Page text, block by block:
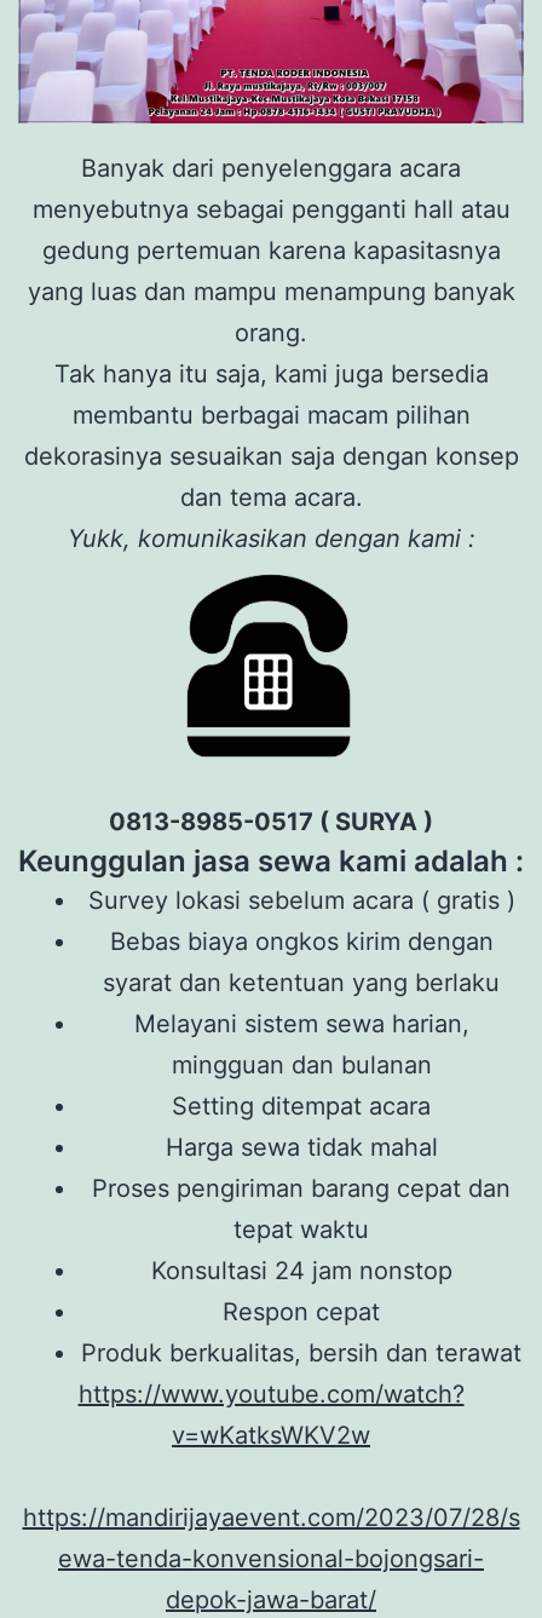
Banyak dari penyelenggara acara
menyebutnya sebagai pengganti hall atau
gedung pertemuan karena kapasitasnya
yang luas dan mampu menampung banyak
orang.
Tak hanya itu saja, kami juga bersedia
membantu berbagai macam pilihan
dekorasinya sesuaikan saja dengan konsep
dan tema acara.
Yukk, komunikasikan dengan kami :
0813-8985-0517 ( SURYA )
Keunggulan jasa sewa kami adalah :
Survey lokasi sebelum acara ( gratis )
Bebas biaya ongkos kirim dengan
syarat dan ketentuan yang berlaku
Melayani sistem sewa harian,
mingguan dan bulanan
Setting ditempat acara
Harga sewa tidak mahal
Proses pengiriman barang cepat dan
tepat waktu
Konsultasi 24 jam nonstop
Respon cepat
Produk berkualitas, bersih dan terawat
https://www.youtube.com/watch?
v=wKatksWKV2w
https://mandirijayaevent.com/2023/07/28/s
ewa-tenda-konvensional-bojongsari-
depok-jawa-barat/